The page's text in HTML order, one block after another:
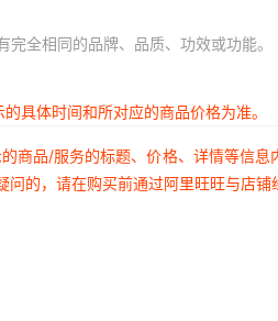
全相同的品牌、品质、功效或功能。
具体时间和所对应的商品价格为准。
品/服务的标题、价格、详情等信
的，请在购买前通过阿里旺旺与店